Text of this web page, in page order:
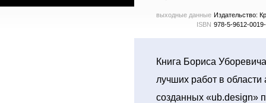
выходные данные Издательство:
ISBN 978-5-9612-
Книга Бориса
лучших работ в области
созданных «ub.design»